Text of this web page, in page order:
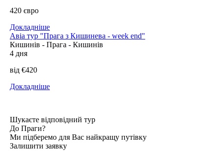
420 євро
Докладніше
Авіа тур "Прага з Кишинева - week end"
Кишинів - Прага - Кишинів
4 дня
від €420
Докладніше
Шукаєте відповідний тур
До Праги?
Ми підберемо для Вас найкращу путівку
Залишити заявку